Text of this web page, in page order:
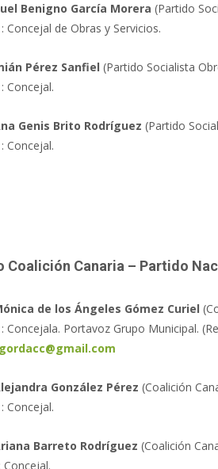
Benigno García Morera (Partido
: Concejal de Obras y Servicios.
Pérez Sanfiel (Partido Socialista
: Concejal.
Genis Brito Rodríguez (Partido
: Concejal.
Coalición Canaria – Partido
de los Ángeles Gómez Curiel
: Concejala. Portavoz Grupo Municipal.
González Pérez (Coalición
: Concejal.
Barreto Rodríguez (Coalición
Concejal.